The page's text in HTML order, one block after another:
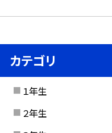
カテゴリ
１年生
２年生